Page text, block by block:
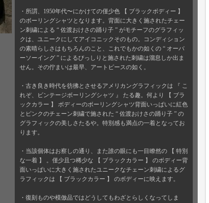
・所謂、1950年代〜にかけての僅少色 【 ブラックボディー 】
のボーリングシャツとなります。背面に大きく施されたチェー
ン刺繍による “ 佐渡おけさの踊り子 ” がモチーフのグラフィッ
クは、ユニークにしてアイコニックそのもの。コンディション
の素晴らしさはもちろんのこと、これでもかの如くの “ オーバ
ーソーイング ” によるびっしりと施された刺繍は溜息しか出ま
せん。その佇まいは最早、アートピースの如く。
・古き良き時代を彷彿とさせるアメリカングラフィックは 『 こ
れぞ、ビンテージボーリングシャツ 』 たる趣。何より 【 ブラ
ックカラー 】 ボディーのボーリングシャツ背面いっぱいに紅色
とピンクのチェーン刺繍で施された “ 佐渡おけさの踊り子 ” の
グラフィックの美しさたるや。特別感も満点の一着となってお
ります。
・当該個体はお察しの通り、また誰の眼にも一目瞭然の 【 特別
な一着 】 。僅少且つ稀少な 【 ブラックカラー 】 のボディー背
面いっぱいに大きく施されたユニークなチェーン刺繍によるグ
ラフィックは 【 ブラックカラー 】 のボディーに映えます。
・復刻ものや模倣品ではどうしてもわざとらしくなってしま